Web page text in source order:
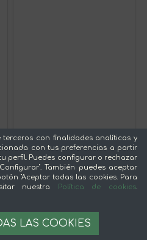
terceros con finalidades analíticas y
con tus preferencias a partir
perfil. Puedes configurar o rechazar
También puedes aceptar
"Aceptar todas las cookies. Para
nuestra
Política de cookies.
LAS COOKIES